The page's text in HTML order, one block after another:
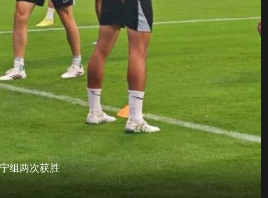
组两次获胜